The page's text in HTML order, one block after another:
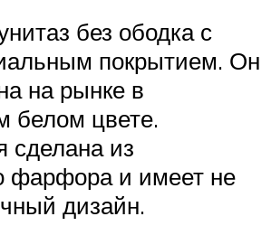
без ободка с
покрытием. Он
на рынке в
белом цвете.
сделана из
фарфора и имеет не
дизайн.